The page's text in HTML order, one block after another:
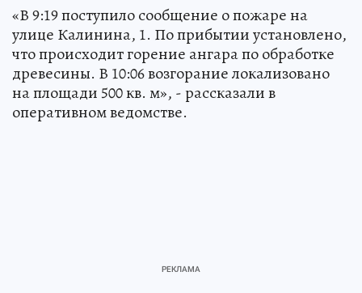
«В 9:19 поступило сообщение о пожаре на
улице Калинина, 1. По прибытии установлено,
что происходит горение ангара по обработке
древесины. В 10:06 возгорание локализовано
на площади 500 кв. м», - рассказали в
оперативном ведомстве.